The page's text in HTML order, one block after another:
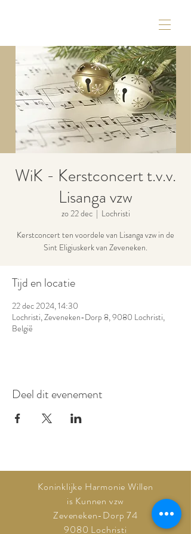
WiK - Kerstconcert t.v.v.
Lisanga vzw
zo 22 dec
  |
Lochristi
Kerstconcert ten voordele van Lisanga vzw in de
Sint Eligiuskerk van Zeveneken.
Tijd en locatie
22 dec 2024, 14:30
Lochristi, Zeveneken-Dorp 8, 9080 Lochristi,
België
Deel dit evenement
Koninklijke Harmonie Willen
is Kunnen vzw
Zeveneken-Dorp 74
9080 Lochristi